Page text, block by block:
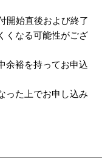
開始直後および終了
くなる可能性がござ
余裕を持ってお申込
った上でお申し込み